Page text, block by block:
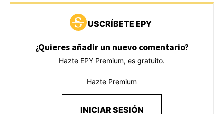
USCRÍBETE EPY
¿Quieres añadir un nuevo comentario?
Hazte EPY Premium, es gratuito.
Hazte Premium
INICIAR SESIÓN